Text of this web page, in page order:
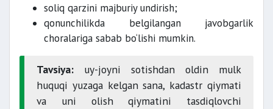
soliq qarzini majburiy undirish;
qonunchilikda belgilangan javobgarlik
choralariga sabab bo‘lishi mumkin.
Tavsiya: uy-joyni sotishdan oldin mulk
huquqi yuzaga kelgan sana, kadastr qiymati
va uni olish qiymatini tasdiqlovchi